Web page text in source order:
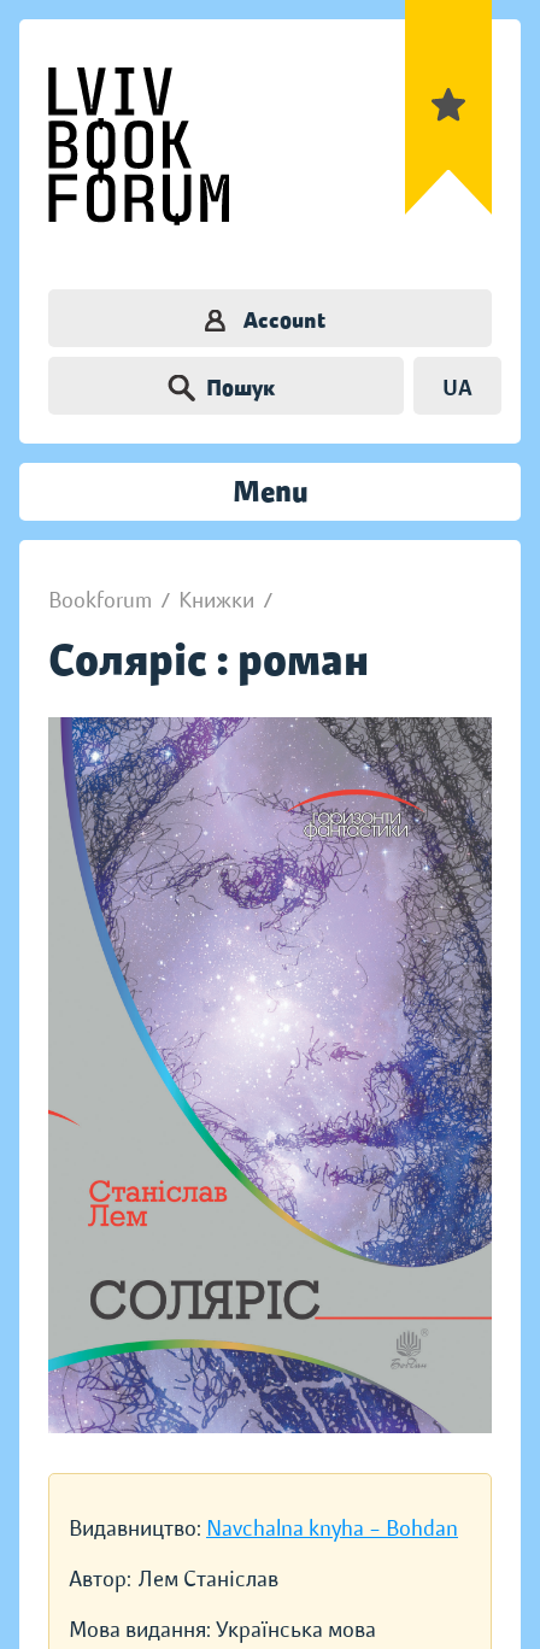
Account
Пошук UA
Menu
Bookforum / Книжки /
Соляріс : роман
Видавництво: Navchalna knyha – Bohdan
Автор: Лем Станіслав
Мова видання: Українська мова